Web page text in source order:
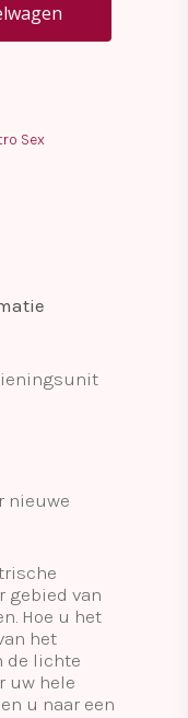
Sex
nieuwe
van
Hoe u het
het
de lichte
uw hele
u naar een